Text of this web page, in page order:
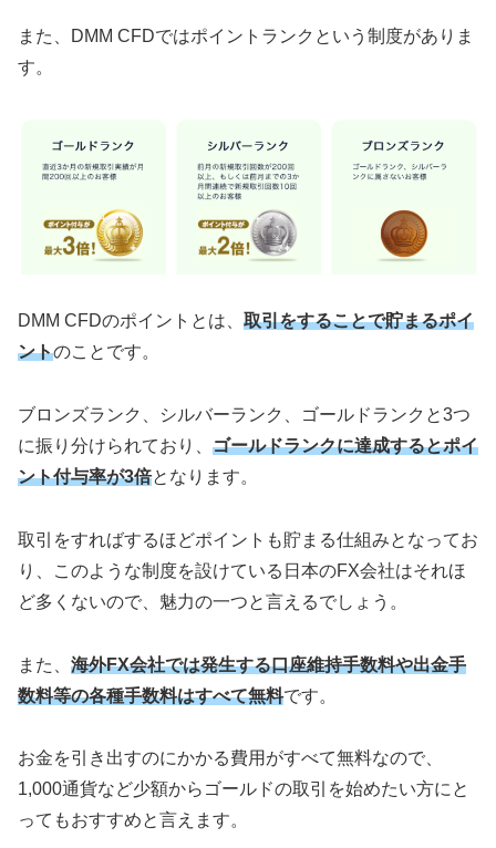
また、DMM CFDではポイントランクという制度がありま
す。
DMM CFDのポイントとは、 取引をすることで貯まるポイ
ントのことです。
ブロンズランク、シルバーランク、ゴールドランクと3つ
に振り分けられており、 ゴールドランクに達成するとポイ
ント付与率が3倍となります。
取引をすればするほどポイントも貯まる仕組みとなってお
り、このような制度を設けている日本のFX会社はそれほ
ど多くないので、魅力の一つと言えるでしょう。
また、 海外FX会社では発生する口座維持手数料や出金手
数料等の各種手数料はすべて無料です。
お金を引き出すのにかかる費用がすべて無料なので、
1,000通貨など少額からゴールドの取引を始めたい方にと
ってもおすすめと言えます。